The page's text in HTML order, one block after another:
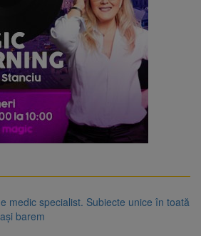
medic specialist. Subiecte unice în toată
barem